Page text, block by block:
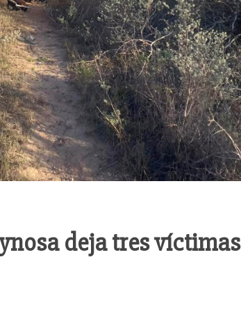
deja tres víctimas